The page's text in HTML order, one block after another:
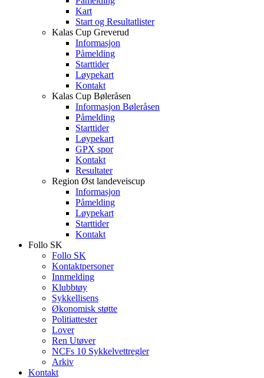
Kart
Start og Resultatlister
Kalas Cup Greverud
Informasjon
Påmelding
Starttider
Løypekart
Kontakt
Kalas Cup Bøleråsen
Informasjon Bøleråsen
Påmelding
Starttider
Løypekart
GPX spor
Kontakt
Resultater
Region Øst landeveiscup
Informasjon
Påmelding
Løypekart
Starttider
Kontakt
Follo SK
Follo SK
Kontaktpersoner
Innmelding
Klubbtøy
Sykkellisens
Økonomisk støtte
Politiattester
Lover
Ren Utøver
NCFs 10 Sykkelvettregler
Arkiv
Kontakt